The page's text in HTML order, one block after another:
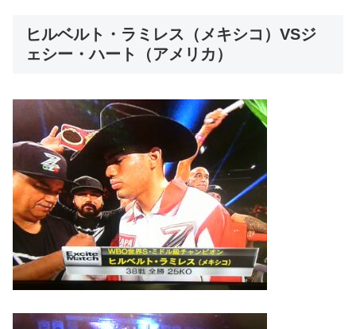
ヒルベルト・ラミレス（メキシコ）VSジ
ェシー・ハート（アメリカ）